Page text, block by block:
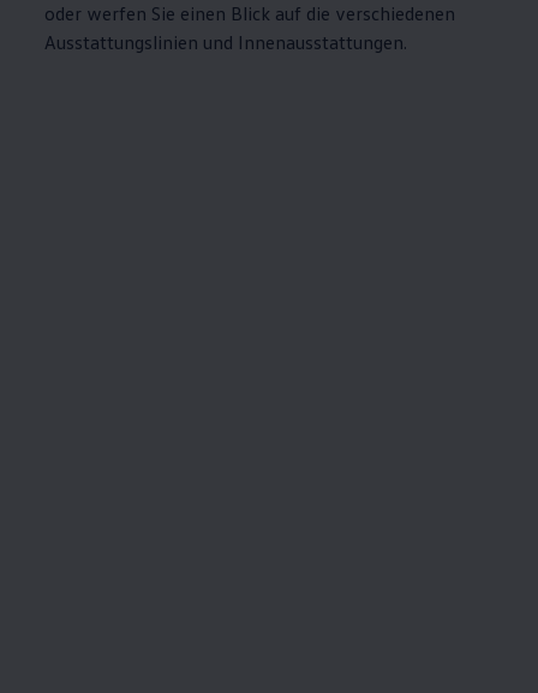
oder werfen Sie einen Blick auf die verschiedenen
Ausstattungslinien und Innenausstattungen.